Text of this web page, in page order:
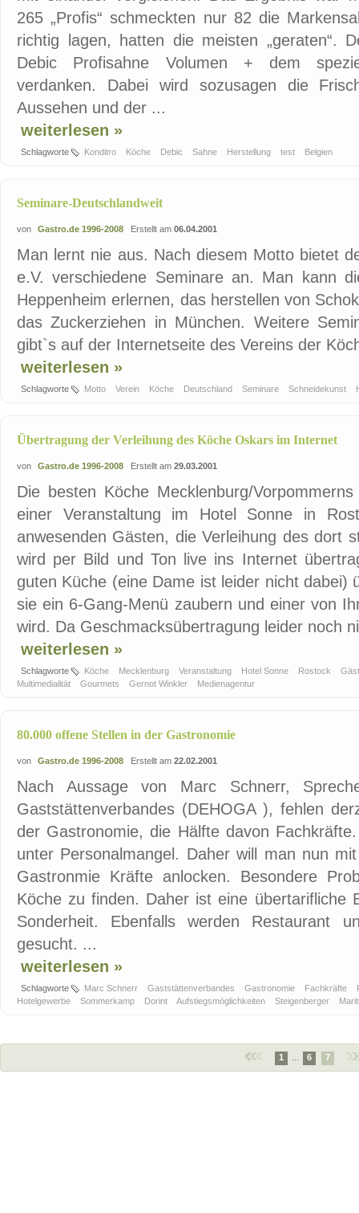
265 „Profis“ schmeckten nur 82 die
richtig lagen, hatten die meisten „geraten“.
Debic Profisahne Volumen + dem
verdanken. Dabei wird sozusagen die
Aussehen und der ...
weiterlesen »
Schlagworte Konditro Köche Debic Sahne Herstellung test Belgien
Seminare-Deutschlandweit
von Gastro.de 1996-2008 Erstellt am 06.04.2001
Man lernt nie aus. Nach diesem Motto bietet
e.V. verschiedene Seminare an. Man kann
Heppenheim erlernen, das herstellen von
das Zuckerziehen in München. Weitere
gibt`s auf der Internetseite des Vereins der
weiterlesen »
Schlagworte Motto Verein Köche Deutschland Seminare Schneidekunst
Übertragung der Verleihung des Köche Oskars im Internet
von Gastro.de 1996-2008 Erstellt am 29.03.2001
Die besten Köche Mecklenburg/
einer Veranstaltung im Hotel Sonne in
anwesenden Gästen, die Verleihung des dort
wird per Bild und Ton live ins Internet
guten Küche (eine Dame ist leider nicht dabei)
sie ein 6-Gang-Menü zaubern und einer von
wird. Da Geschmacksübertragung leider noch
weiterlesen »
Schlagworte Köche Mecklenburg Veranstaltung Hotel Sonne Rostock
Multimedialität
Gourmets Gernot Winkler Medienagentur
80.000 offene Stellen in der Gastronomie
von Gastro.de 1996-2008 Erstellt am 22.02.2001
Nach Aussage von Marc Schnerr,
Gaststättenverbandes (DEHOGA ), fehlen
der Gastronomie, die Hälfte davon
unter Personalmangel. Daher will man nun
Gastronmie Kräfte anlocken. Besondere
Köche zu finden. Daher ist eine übertarifliche
Sonderheit. Ebenfalls werden Restaurant
gesucht. ...
weiterlesen »
Schlagworte Marc Schnerr Gaststättenverbandes Gastronomie Fachkräfte
Hotelgewerbe
Sommerkamp Dorint Aufstiegsmöglichkeiten Steigenberger
1 6 7